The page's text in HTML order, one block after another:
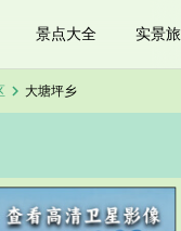
景点大全 实景
chevron_right 大塘坪乡